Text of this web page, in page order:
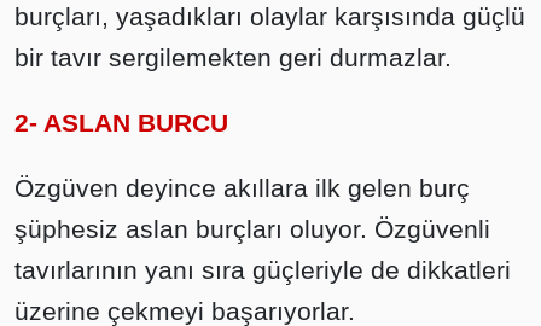
burçları, yaşadıkları olaylar karşısında güçlü
bir tavır sergilemekten geri durmazlar.
2- ASLAN BURCU
Özgüven deyince akıllara ilk gelen burç
şüphesiz aslan burçları oluyor. Özgüvenli
tavırlarının yanı sıra güçleriyle de dikkatleri
üzerine çekmeyi başarıyorlar.